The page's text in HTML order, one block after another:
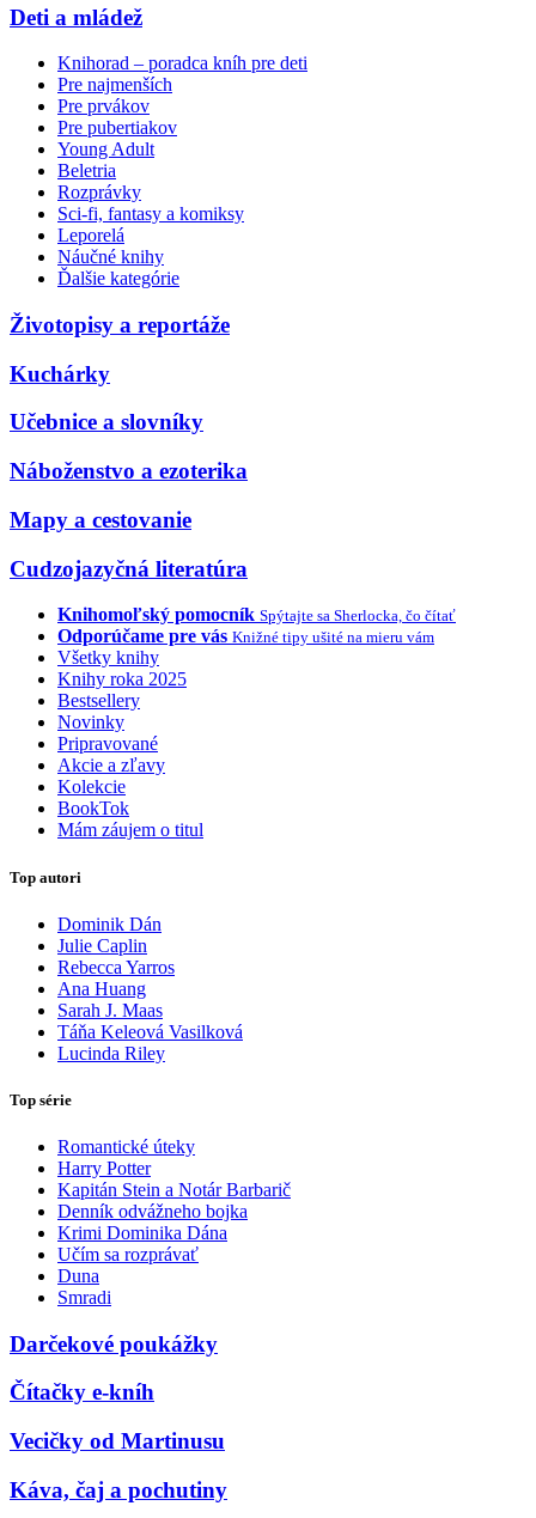
Deti a mládež
Knihorad – poradca kníh pre deti
Pre najmenších
Pre prvákov
Pre pubertiakov
Young Adult
Beletria
Rozprávky
Sci-fi, fantasy a komiksy
Leporelá
Náučné knihy
Ďalšie kategórie
Životopisy a reportáže
Kuchárky
Učebnice a slovníky
Náboženstvo a ezoterika
Mapy a cestovanie
Cudzojazyčná literatúra
Knihomoľský pomocník Spýtajte sa Sherlocka, čo čítať
Odporúčame pre vás Knižné tipy ušité na mieru vám
Všetky knihy
Knihy roka 2025
Bestsellery
Novinky
Pripravované
Akcie a zľavy
Kolekcie
BookTok
Mám záujem o titul
Top autori
Dominik Dán
Julie Caplin
Rebecca Yarros
Ana Huang
Sarah J. Maas
Táňa Keleová Vasilková
Lucinda Riley
Top série
Romantické úteky
Harry Potter
Kapitán Stein a Notár Barbarič
Denník odvážneho bojka
Krimi Dominika Dána
Učím sa rozprávať
Duna
Smradi
Darčekové poukážky
Čítačky e-kníh
Vecičky od Martinusu
Káva, čaj a pochutiny